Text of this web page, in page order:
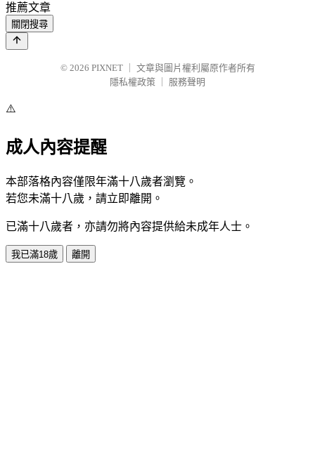
推薦文章
關閉搜尋
© 2026 PIXNET
文章與圖片權利屬原作者所有
隱私權政策
服務聲明
⚠️
成人內容提醒
本部落格內容僅限年滿十八歲者瀏覽。
若您未滿十八歲，請立即離開。
已滿十八歲者，亦請勿將內容提供給未成年人士。
我已滿18歲 離開